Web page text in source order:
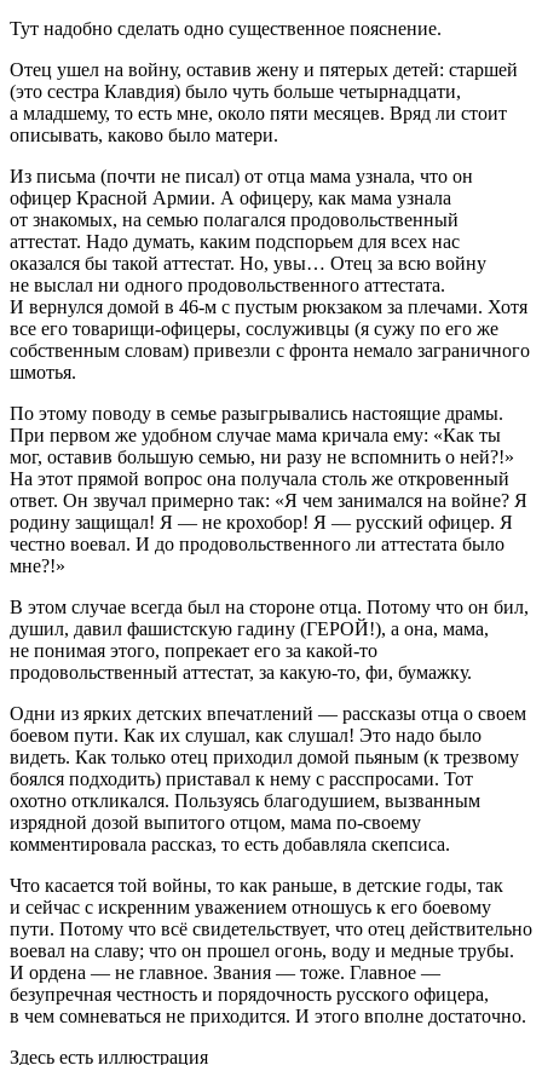
Тут надобно сделать одно существенное пояснение.
Отец ушел на войну, оставив жену и пятерых детей: старшей
(это сестра Клавдия) было чуть больше четырнадцати,
а младшему, то есть мне, около пяти месяцев. Вряд ли стоит
описывать, каково было матери.
Из письма (почти не писал) от отца мама узнала, что он
офицер Красной Армии. А офицеру, как мама узнала
от знакомых, на семью полагался продовольственный
аттестат. Надо думать, каким подспорьем для всех нас
оказался бы такой аттестат. Но, увы… Отец за всю войну
не выслал ни одного продовольственного аттестата.
И вернулся домой в 46-м с пустым рюкзаком за плечами. Хотя
все его товарищи-офицеры, сослуживцы (я сужу по его же
собственным словам) привезли с фронта немало заграничного
шмотья.
По этому поводу в семье разыгрывались настоящие драмы.
При первом же удобном случае мама кричала ему: «Как ты
мог, оставив большую семью, ни разу не вспомнить о ней?!»
На этот прямой вопрос она получала столь же откровенный
ответ. Он звучал примерно так: «Я чем занимался на войне? Я
родину защищал! Я — не крохобор! Я — русский офицер. Я
честно воевал. И до продовольственного ли аттестата было
мне?!»
В этом случае всегда был на стороне отца. Потому что он бил,
душил, давил фашистскую гадину (ГЕРОЙ!), а она, мама,
не понимая этого, попрекает его за какой-то
продовольственный аттестат, за какую-то, фи, бумажку.
Одни из ярких детских впечатлений — рассказы отца о своем
боевом пути. Как их слушал, как слушал! Это надо было
видеть. Как только отец приходил домой пьяным (к трезвому
боялся подходить) приставал к нему с расспросами. Тот
охотно откликался. Пользуясь благодушием, вызванным
изрядной дозой выпитого отцом, мама по-своему
комментировала рассказ, то есть добавляла скепсиса.
Что касается той войны, то как раньше, в детские годы, так
и сейчас с искренним уважением отношусь к его боевому
пути. Потому что всё свидетельствует, что отец действительно
воевал на славу; что он прошел огонь, воду и медные трубы.
И ордена — не главное. Звания — тоже. Главное —
безупречная честность и порядочность русского офицера,
в чем сомневаться не приходится. И этого вполне достаточно.
Здесь есть иллюстрация